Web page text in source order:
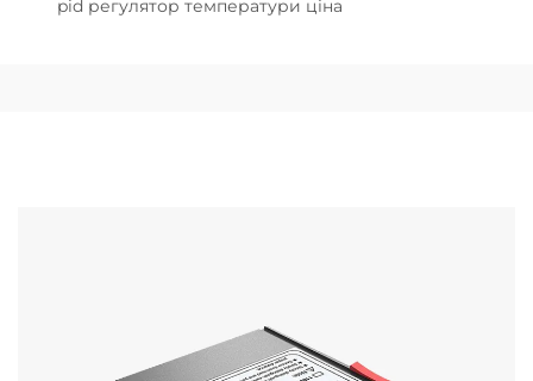
pid регулятор температури ціна